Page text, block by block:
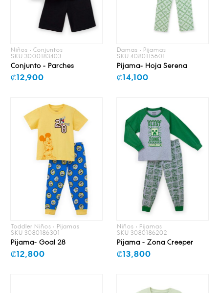
Niños • Conjuntos
SKU 3000183403
Conjunto - Parches
₡12,900
Damas • Pijamas
SKU 4080115601
Pijama- Hoja Serena
₡14,100
Toddler Niños • Pijamas
SKU 3080186301
Pijama- Goal 28
₡12,800
Niños • Pijamas
SKU 3080186202
Pijama - Zona Creeper
₡13,800